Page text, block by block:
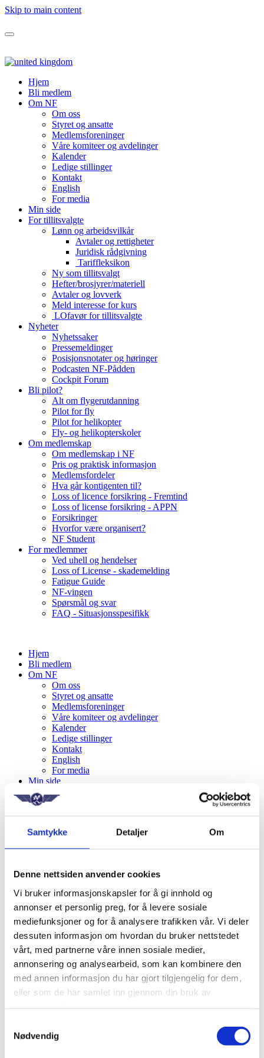
Samtykke Detaljer Om
Denne nettsiden anvender cookies
Vi bruker informasjonskapsler for å gi innhold og
annonser et personlig preg, for å levere sosiale
mediefunksjoner og for å analysere trafikken vår. Vi deler
dessuten informasjon om hvordan du bruker nettstedet
vårt, med partnerne våre innen sosiale medier,
annonsering og analysearbeid, som kan kombinere den
med annen informasjon du har gjort tilgjengelig for dem,
eller som de har samlet inn gjennom din bruk av
Nødvendig
Skip to main content
Hjem
Bli medlem
Om NF
Om oss
Styret og ansatte
Medlemsforeninger
Våre komiteer og avdelinger
Kalender
Ledige stillinger
Kontakt
English
For media
Min side
For tillitsvalgte
Lønn og arbeidsvilkår
Avtaler og rettigheter
Juridisk rådgivning
Tariffleksikon
Ny som tillitsvalgt
Hefter/brosjyrer/materiell
Avtaler og lovverk
Meld interesse for kurs
LOfavør for tillitsvalgte
Nyheter
Nyhetssaker
Pressemeldinger
Posisjonsnotater og høringer
Podcasten NF-Pådden
Cockpit Forum
Bli pilot?
Alt om flygerutdanning
Pilot for fly
Pilot for helikopter
Fly- og helikopterskoler
Om medlemskap
Om medlemskap i NF
Pris og praktisk informasjon
Medlemsfordeler
Hva går kontigenten til?
Loss of licence forsikring - Fremtind
Loss of license forsikring - APPN
Forsikringer
Hvorfor være organisert?
NF Student
For medlemmer
Ved uhell og hendelser
Loss of License - skademelding
Fatigue Guide
NF-vingen
Spørsmål og svar
FAQ - Situasjonsspesifikk
Hjem
Bli medlem
Om NF
Om oss
Styret og ansatte
Medlemsforeninger
Våre komiteer og avdelinger
Kalender
Ledige stillinger
Kontakt
English
For media
Min side
For tillitsvalgte
Lønn og arbeidsvilkår
Tariffleksikon
Meld interesse for kurs
Nyheter
Nyhetssaker
Pressemeldinger
Posisjonsnotater og høringer
Podcasten NF-Pådden
Cockpit Forum
Bli pilot?
Alt om flygerutdanning
Pilot for fly
Pilot for helikopter
Pris og praktisk informasjon